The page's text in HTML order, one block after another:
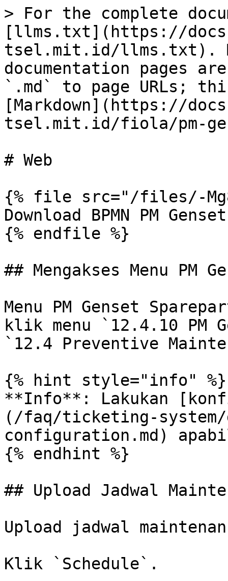
> For the complete
[llms.txt](https://
tsel.mit.id/llms.txt).
documentation pages
`.md` to page URLs;
[Markdown](https://
tsel.mit.id/fiola/pm-
# Web
{% file src="/files/-
Download BPMN PM
{% endfile %}
## Mengakses Menu PM
Menu PM Genset
klik menu `12.4.10 PM
`12.4 Preventive
{% hint style="info" %}
**Info**: Lakukan
(/faq/ticketing-
configuration.md)
{% endhint %}
## Upload Jadwal
Upload jadwal
Klik `Schedule`.